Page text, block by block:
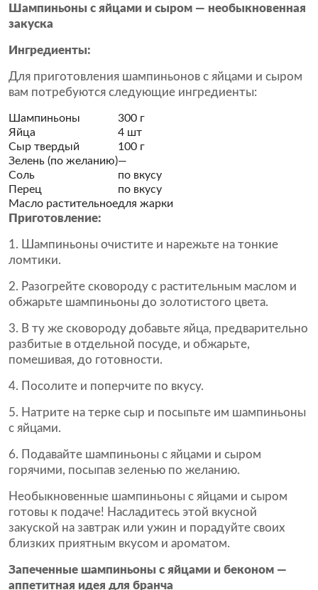
Шампиньоны с яйцами и сыром — необыкновенная
закуска
Ингредиенты:
Для приготовления шампиньонов с яйцами и сыром
вам потребуются следующие ингредиенты:
Шампиньоны
300 г
Яйца
4 шт
Сыр твердый
100 г
Зелень (по желанию)—
Соль
по вкусу
Перец
по вкусу
Масло растительноедля жарки
Приготовление:
1. Шампиньоны очистите и нарежьте на тонкие
ломтики.
2. Разогрейте сковороду с растительным маслом и
обжарьте шампиньоны до золотистого цвета.
3. В ту же сковороду добавьте яйца, предварительно
разбитые в отдельной посуде, и обжарьте,
помешивая, до готовности.
4. Посолите и поперчите по вкусу.
5. Натрите на терке сыр и посыпьте им шампиньоны
с яйцами.
6. Подавайте шампиньоны с яйцами и сыром
горячими, посыпав зеленью по желанию.
Необыкновенные шампиньоны с яйцами и сыром
готовы к подаче! Насладитесь этой вкусной
закуской на завтрак или ужин и порадуйте своих
близких приятным вкусом и ароматом.
Запеченные шампиньоны с яйцами и беконом —
аппетитная идея для бранча